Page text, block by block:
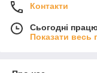
Контакти
Сьогодні
Показати весь